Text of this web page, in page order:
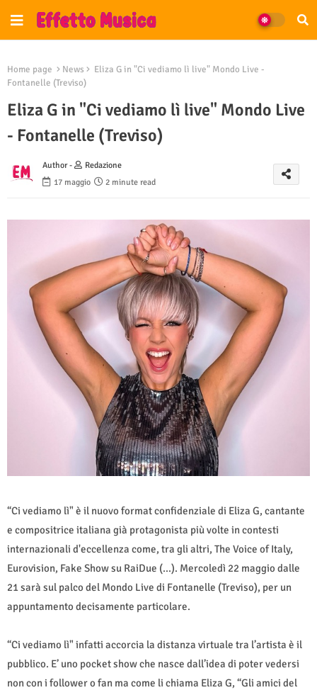
Home page News
Eliza G in "Ci vediamo lì live" Mondo Live -
Fontanelle (Treviso)
Eliza G in "Ci vediamo lì live" Mondo Live
- Fontanelle (Treviso)
Author -
Redazione
17 maggio
2 minute read
“Ci vediamo lì" è il nuovo format confidenziale di Eliza G, cantante
e compositrice italiana già protagonista più volte in contesti
internazionali d'eccellenza come, tra gli altri, The Voice of Italy,
Eurovision, Fake Show su RaiDue (...). Mercoledì 22 maggio dalle
21 sarà sul palco del Mondo Live di Fontanelle (Treviso), per un
appuntamento decisamente particolare.
“Ci vediamo lì" infatti accorcia la distanza virtuale tra l’artista è il
pubblico. E’ uno pocket show che nasce dall’idea di poter vedersi
non con i follower o fan ma come li chiama Eliza G, “Gli amici del